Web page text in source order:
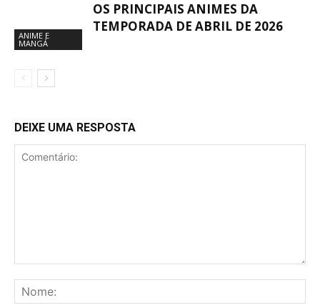
ANIME E
MANGÁ
OS PRINCIPAIS ANIMES DA
TEMPORADA DE ABRIL DE 2026
DEIXE UMA RESPOSTA